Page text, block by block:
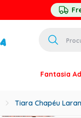
Fantasia
Tiara Chapéu